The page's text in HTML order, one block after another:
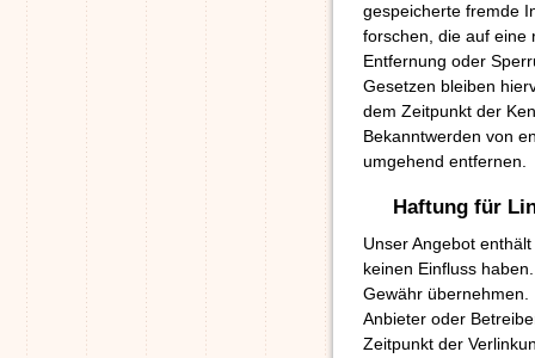
gespeicherte fremde
forschen, die auf eine
Entfernung oder
Gesetzen bleiben
dem Zeitpunkt der
Bekanntwerden von
umgehend entfernen.
Haftung für
Unser Angebot
keinen Einfluss
Gewähr übernehmen.
Anbieter oder
Zeitpunkt der